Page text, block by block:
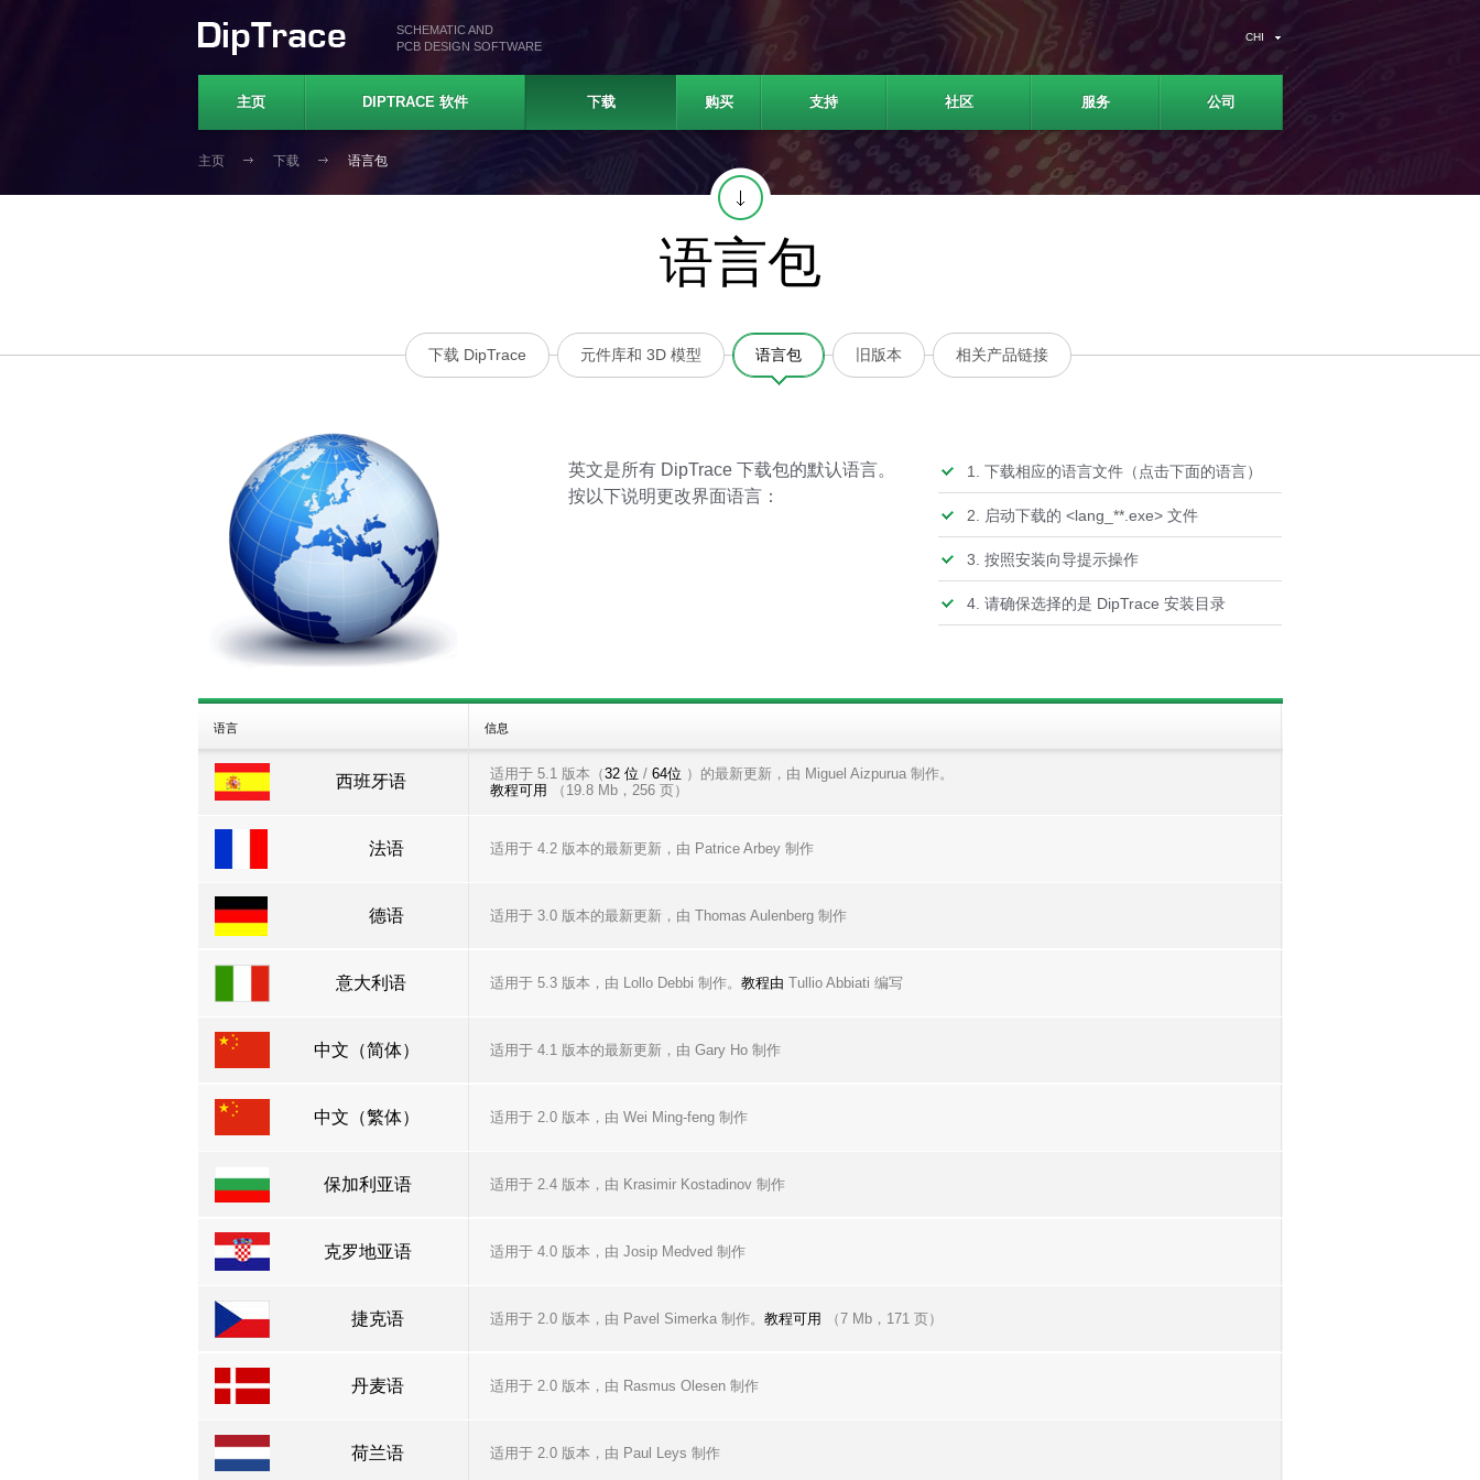
SCHEMATIC AND
PCB DESIGN SOFTWARE
CHI
主页 DIPTRACE 软件 下载 购买 支持 社区 服务 公司
主页 下载 语言包
语言包
下载 DipTrace 元件库和 3D 模型 语言包 旧版本 相关产品链接
英文是所有 DipTrace 下载包的默认语言。
按以下说明更改界面语言：
1. 下载相应的语言文件（点击下面的语言）
2. 启动下载的 <lang_**.exe> 文件
3. 按照安装向导提示操作
4. 请确保选择的是 DipTrace 安装目录
语言 信息
西班牙语 适用于 5.1 版本（32 位 / 64位 ）的最新更新，由 Miguel Aizpurua 制作。
教程可用 （19.8 Mb，256 页）
法语 适用于 4.2 版本的最新更新，由 Patrice Arbey 制作
德语 适用于 3.0 版本的最新更新，由 Thomas Aulenberg 制作
意大利语 适用于 5.3 版本，由 Lollo Debbi 制作。 教程由 Tullio Abbiati 编写
中文（简体） 适用于 4.1 版本的最新更新，由 Gary Ho 制作
中文（繁体） 适用于 2.0 版本，由 Wei Ming-feng 制作
保加利亚语 适用于 2.4 版本，由 Krasimir Kostadinov 制作
克罗地亚语 适用于 4.0 版本，由 Josip Medved 制作
捷克语 适用于 2.0 版本，由 Pavel Simerka 制作。 教程可用 （7 Mb，171 页）
丹麦语 适用于 2.0 版本，由 Rasmus Olesen 制作
荷兰语 适用于 2.0 版本，由 Paul Leys 制作